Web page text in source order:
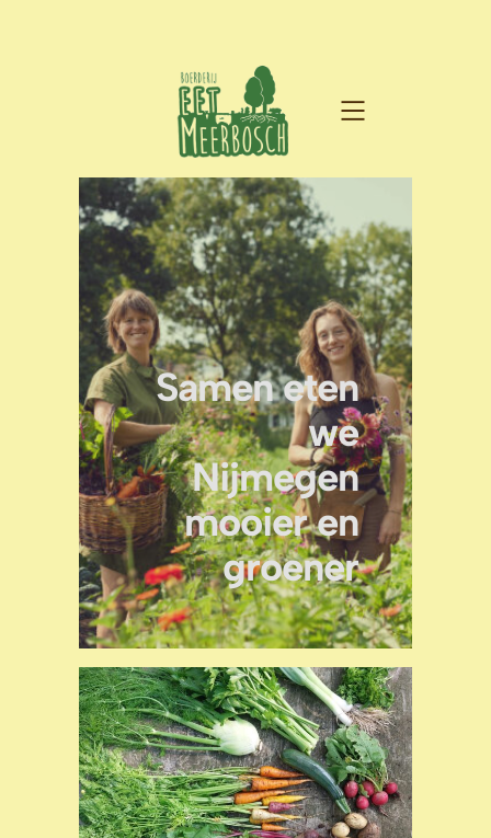
Samen eten
we
Nijmegen
mooier en
groener